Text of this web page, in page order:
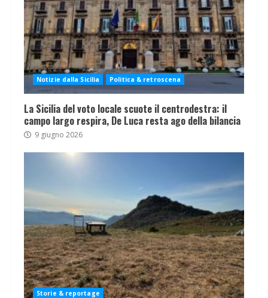
Notizie dalla Sicilia Politica & retroscena
La Sicilia del voto locale scuote il centrodestra: il
campo largo respira, De Luca resta ago della bilancia
9 giugno 2026
Storie & reportage